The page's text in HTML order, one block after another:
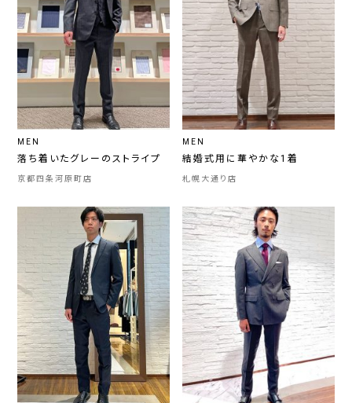
MEN
落ち着いたグレーのストライプ
京都四条河原町店
MEN
結婚式用に華やかな1着
札幌大通り店